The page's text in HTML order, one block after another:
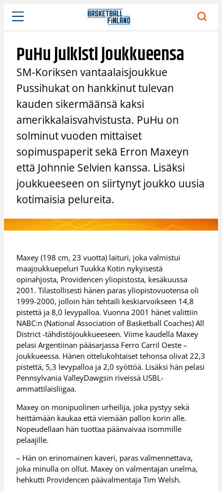
Siirry
sisältöön
PuHu julkisti joukkueensa
SM-Koriksen vantaalaisjoukkue
Pussihukat on hankkinut tulevan
kauden sikermäänsä kaksi
amerikkalaisvahvistusta. PuHu on
solminut vuoden mittaiset
sopimuspaperit sekä Erron Maxeyn
että Johnnie Selvien kanssa. Lisäksi
joukkueeseen on siirtynyt joukko uusia
kotimaisia pelureita.
Maxey (198 cm, 23 vuotta) laituri, joka valmistui
maajoukkuepeluri Tuukka Kotin nykyisestä
opinahjosta, Providencen yliopistosta, kesäkuussa
2001. Tilastollisesti hänen paras yliopistovuotensa oli
1999-2000, jolloin hän tehtaili keskiarvoikseen 14,8
pistettä ja 8,0 levypalloa. Vuonna 2001 hänet valittiin
NABC:n (National Association of Basketball Coaches) All
District -tähdistöjoukkueeseen. Viime kaudella Maxey
pelasi Argentiinan pääsarjassa Ferro Carril Oeste –
joukkueessa. Hänen ottelukohtaiset tehonsa olivat 22,3
pistettä, 5,3 levypalloa ja 2,0 syöttöä. Lisäksi hän pelasi
Pennsylvania ValleyDawgsin riveissä USBL-
ammattilaisliigaa.
Maxey on monipuolinen urheilija, joka pystyy sekä
heittämään kaukaa että viemään pallon korin alle.
Nopeudellaan hän tuottaa päänvaivaa isommille
pelaajille.
– Hän on erinomainen kaveri, paras valmennettava,
joka minulla on ollut. Maxey on valmentajan unelma,
hehkutti Providencen päävalmentaja Tim Welsh.